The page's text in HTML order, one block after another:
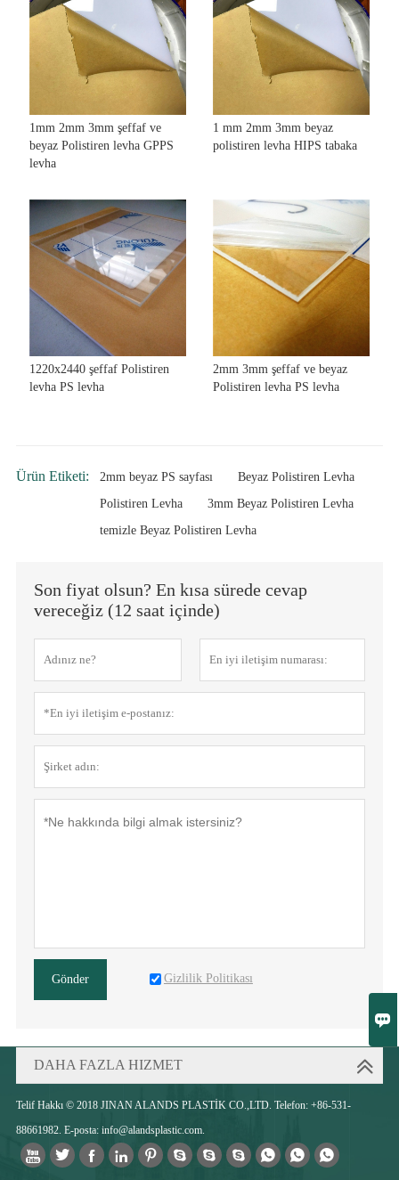

1mm 2mm 3mm şeffaf ve
beyaz Polistiren levha GPPS
levha
1 mm 2mm 3mm beyaz
polistiren levha HIPS tabaka
1220x2440 şeffaf Polistiren
levha PS levha
2mm 3mm şeffaf ve beyaz
Polistiren levha PS levha
Ürün Etiketi: 2mm beyaz PS sayfası
Beyaz Polistiren Levha
Polistiren Levha
3mm Beyaz Polistiren Levha
temizle Beyaz Polistiren Levha
Son fiyat olsun? En kısa sürede cevap
vereceğiz (12 saat içinde)
Gönder Gizlilik Politikası
DAHA FAZLA HIZMET
Telif Hakkı © 2018 JINAN ALANDS PLASTİK CO.,LTD. Telefon: +86-531-
88661982. E-posta: info@alandsplastic.com.
          